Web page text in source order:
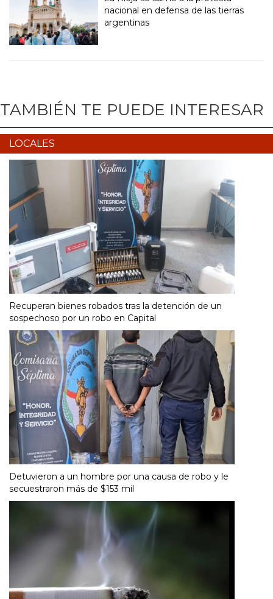
nacional en defensa de las tierras
argentinas
TAMBIÉN TE PUEDE INTERESAR
LOCALES
Recuperan bienes robados tras la detención de un
sospechoso por un robo en Capital
Detuvieron a un hombre por una causa de robo y le
secuestraron más de $153 mil